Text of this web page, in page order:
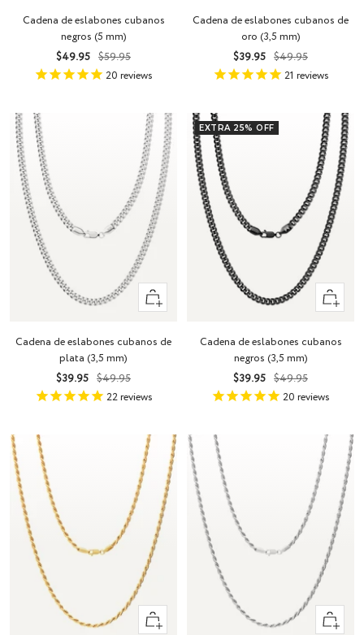
Cadena de eslabones cubanos
negros (5 mm)
Precio
de
$49.95 Precio
normal
$59.95
20 reviews
Cadena de eslabones cubanos de
oro (3,5 mm)
Precio
de
$39.95 Precio
normal
$49.95
21 reviews
Vista
rápida
Cadena de eslabones cubanos de
plata (3,5 mm)
Precio
de
$39.95 Precio
normal
$49.95
22reviews
EXTRA 25% OFF
Vista
rápida
Cadena de eslabones cubanos
negros (3,5 mm)
Precio
de
$39.95 Precio
normal
$49.95
20 reviews
Vista
Vista